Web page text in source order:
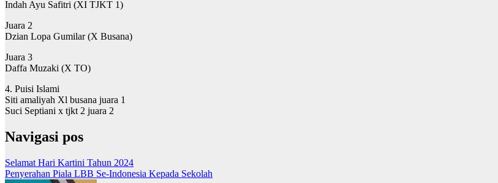
Indah Ayu Safitri (XI TJKT 1)
Juara 2
Dzian Lopa Gumilar (X Busana)
Juara 3
Daffa Muzaki (X TO)
4. Puisi Islami
Siti amaliyah Xl busana juara 1
Suci Septiani x tjkt 2 juara 2
Navigasi pos
Selamat Hari Kartini Tahun 2024
Penyerahan Piala LBB Se-Indonesia Kepada Sekolah